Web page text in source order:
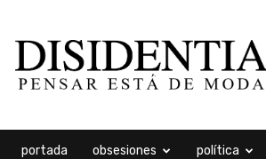
portada obsesiones política